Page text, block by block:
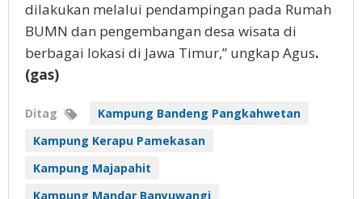
dilakukan melalui pendampingan pada Rumah
BUMN dan pengembangan desa wisata di
berbagai lokasi di Jawa Timur,” ungkap Agus.
(gas)
Ditag
Kampung Bandeng Pangkahwetan
Kampung Kerapu Pamekasan
Kampung Majapahit
Kampung Mandar Banyuwangi